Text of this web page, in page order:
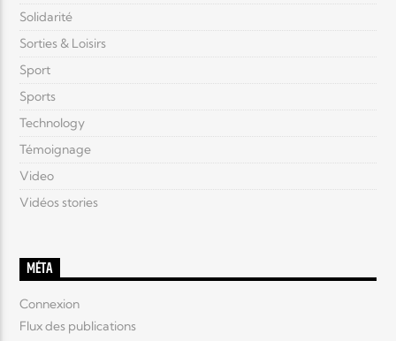
Solidarité
Sorties & Loisirs
Sport
Sports
Technology
Témoignage
Video
Vidéos stories
MÉTA
Connexion
Flux des publications